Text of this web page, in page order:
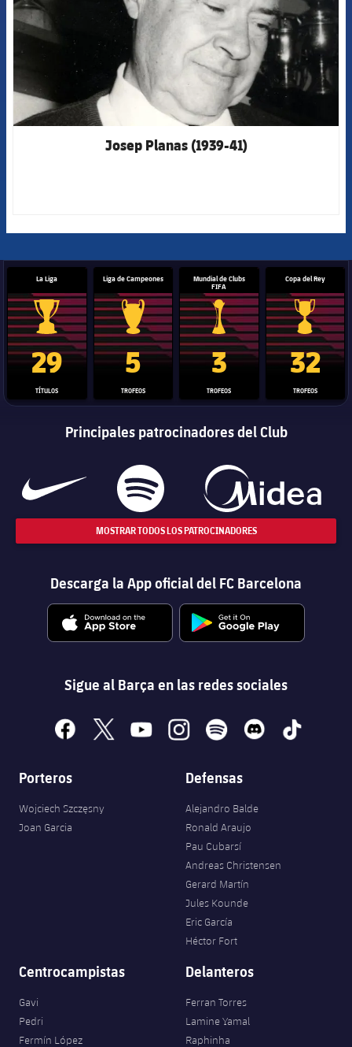
Josep Planas (1939-41)
La Liga
Trofeo de La Liga
29
TÍTULOS
Liga de Campeones
Trofeo de la Liga de Campeones
5
TROFEOS
Mundial de Clubs
FIFA
Trofeo del Mundial de
3
TROFEOS
Copa del Rey
Copa del
32
TROFEOS
Principales patrocinadores del Club
MOSTRAR TODOS LOS PATROCINADORES
Descarga la App oficial del FC Barcelona
Sigue al Barça en las redes sociales
facebook
x youtubeinstagramspotify discord tiktok
Porteros
Wojciech Szczęsny
Joan Garcia
Defensas
Alejandro Balde
Ronald Araujo
Pau Cubarsí
Andreas Christensen
Gerard Martín
Jules Kounde
Eric García
Héctor Fort
Centrocampistas
Gavi
Pedri
Fermín López
Delanteros
Ferran Torres
Lamine Yamal
Raphinha